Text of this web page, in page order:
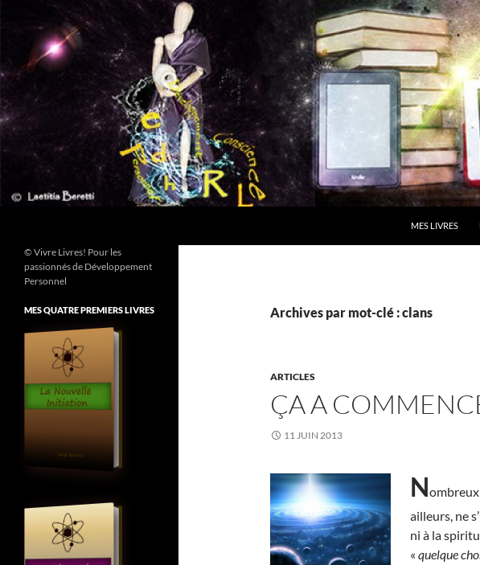
contenu
MES LIVRES
Archives par mot-clé : clans
ARTICLES
ÇA A
11 JUIN 2013
N
ailleurs, ne
ni à la
« quelque
© Vivre Livres! Pour les
passionnés de Développement
Personnel
MES QUATRE PREMIERS LIVRES